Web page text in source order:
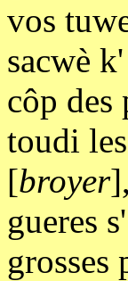
vos
sacwè
côp des
toudi
[broyer
gueres
grosses